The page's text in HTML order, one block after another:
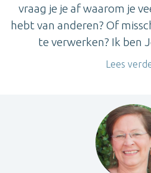
vraag je je af waarom je
hebt van anderen? Of
te verwerken? Ik ben
Lees